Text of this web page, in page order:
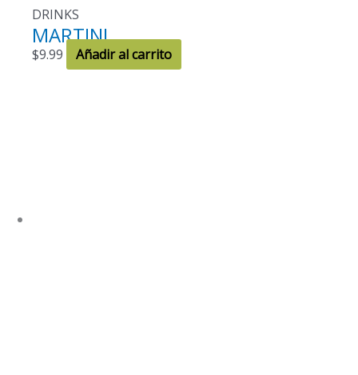
DRINKS
MARTINI
$9.99 Añadir al carrito